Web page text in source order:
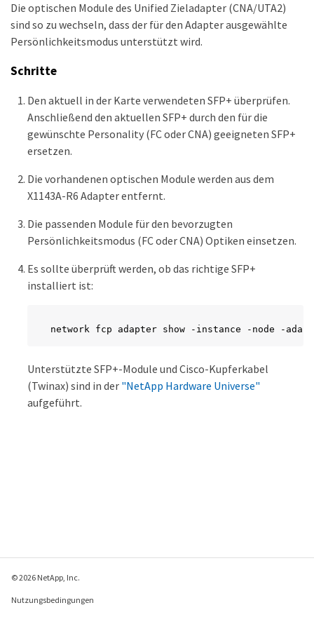
Die optischen Module des Unified Zieladapter (CNA/UTA2)
sind so zu wechseln, dass der für den Adapter ausgewählte
Persönlichkeitsmodus unterstützt wird.
Schritte
Den aktuell in der Karte verwendeten SFP+ überprüfen.
Anschließend den aktuellen SFP+ durch den für die
gewünschte Personality (FC oder CNA) geeigneten SFP+
ersetzen.
Die vorhandenen optischen Module werden aus dem
X1143A-R6 Adapter entfernt.
Die passenden Module für den bevorzugten
Persönlichkeitsmodus (FC oder CNA) Optiken einsetzen.
Es sollte überprüft werden, ob das richtige SFP+
installiert ist:
network fcp adapter show -instance -node -
Unterstützte SFP+-Module und Cisco-Kupferkabel
(Twinax) sind in der "NetApp Hardware Universe"
aufgeführt.
© 2026 NetApp, Inc.
Nutzungsbedingungen